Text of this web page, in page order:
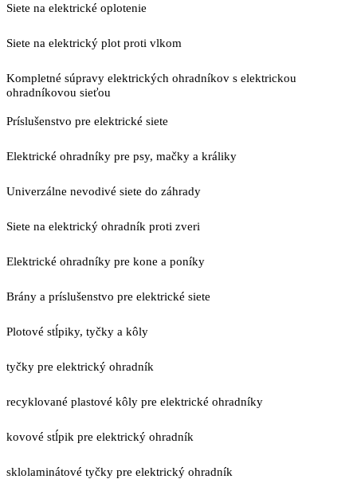
Siete na elektrické oplotenie
Siete na elektrický plot proti vlkom
Kompletné súpravy elektrických ohradníkov s elektrickou
ohradníkovou sieťou
Príslušenstvo pre elektrické siete
Elektrické ohradníky pre psy, mačky a králiky
Univerzálne nevodivé siete do záhrady
Siete na elektrický ohradník proti zveri
Elektrické ohradníky pre kone a poníky
Brány a príslušenstvo pre elektrické siete
Plotové stĺpiky, tyčky a kôly
tyčky pre elektrický ohradník
recyklované plastové kôly pre elektrické ohradníky
kovové stĺpik pre elektrický ohradník
sklolaminátové tyčky pre elektrický ohradník